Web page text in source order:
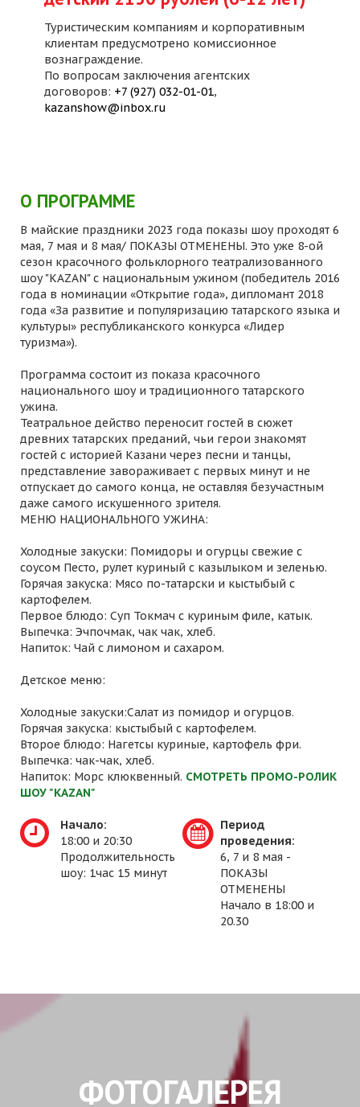
Туристическим компаниям и корпоративным
клиентам предусмотрено комиссионное
вознаграждение.
По вопросам заключения агентских
договоров: +7 (927) 032-01-01,
kazanshow@inbox.ru
О ПРОГРАММЕ
В майские праздники 2023 года показы шоу проходят 6
мая, 7 мая и 8 мая/ ПОКАЗЫ ОТМЕНЕНЫ. Это уже 8-ой
сезон красочного фольклорного театрализованного
шоу "KAZAN" с национальным ужином (победитель 2016
года в номинации «Открытие года», дипломант 2018
года «За развитие и популяризацию татарского языка и
культуры» республиканского конкурса «Лидер
туризма»).
Программа состоит из показа красочного
национального шоу и традиционного татарского
ужина.
Театральное действо переносит гостей в сюжет
древних татарских преданий, чьи герои знакомят
гостей с историей Казани через песни и танцы,
представление завораживает с первых минут и не
отпускает до самого конца, не оставляя безучастным
даже самого искушенного зрителя.
МЕНЮ НАЦИОНАЛЬНОГО УЖИНА:
Холодные закуски: Помидоры и огурцы свежие с
соусом Песто, рулет куриный с казылыком и зеленью.
Горячая закуска: Мясо по-татарски и кыстыбый с
картофелем.
Первое блюдо: Суп Токмач с куриным филе, катык.
Выпечка: Эчпочмак, чак чак, хлеб.
Напиток: Чай с лимоном и сахаром.
Детское меню:
Холодные закуски:Салат из помидор и огурцов.
Горячая закуска: кыстыбый с картофелем.
Второе блюдо: Нагетсы куриные, картофель фри.
Выпечка: чак-чак, хлеб.
Напиток: Морс клюквенный. СМОТРЕТЬ ПРОМО-РОЛИК
ШОУ "KAZAN"
Начало:
18:00 и 20:30
Продолжительность
шоу: 1час 15 минут
Период
проведения:
6, 7 и 8 мая -
ПОКАЗЫ
ОТМЕНЕНЫ
Начало в 18:00 и
20.30
ФОТОГАЛЕРЕЯ